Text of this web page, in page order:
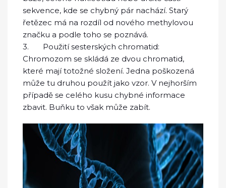
sekvence, kde se chybný pár nachází. Starý
řetězec má na rozdíl od nového methylovou
značku a podle toho se poznává.
3. Použití sesterských chromatid:
Chromozom se skládá ze dvou chromatid,
které mají totožné složení. Jedna poškozená
může tu druhou použít jako vzor. V nejhorším
případě se celého kusu chybné informace
zbavit. Buňku to však může zabít.